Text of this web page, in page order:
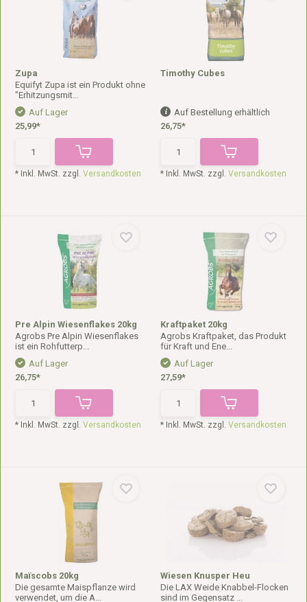
Zupa
Equifyt Zupa ist ein Produkt ohne
"Erhitzungsmit...
Auf Lager
25,99*
* Inkl. MwSt. zzgl.Versandkosten
Timothy Cubes
Auf Bestellung erhältlich
26,75*
* Inkl. MwSt. zzgl. Versandkosten
Pre Alpin Wiesenflakes 20kg
Agrobs Pre Alpin Wiesenflakes
ist ein Rohfutterp...
Auf Lager
26,75*
* Inkl. MwSt. zzgl.Versandkosten
Kraftpaket 20kg
Agrobs Kraftpaket, das Produkt
für Kraft und Ene...
Auf Lager
27,59*
* Inkl. MwSt. zzgl. Versandkosten
Maïscobs 20kg
Die gesamte Maispflanze wird
verwendet, um die A...
Wiesen Knusper Heu
Die LAX Weide Knabbel-Flocken
sind im Gegensatz ...